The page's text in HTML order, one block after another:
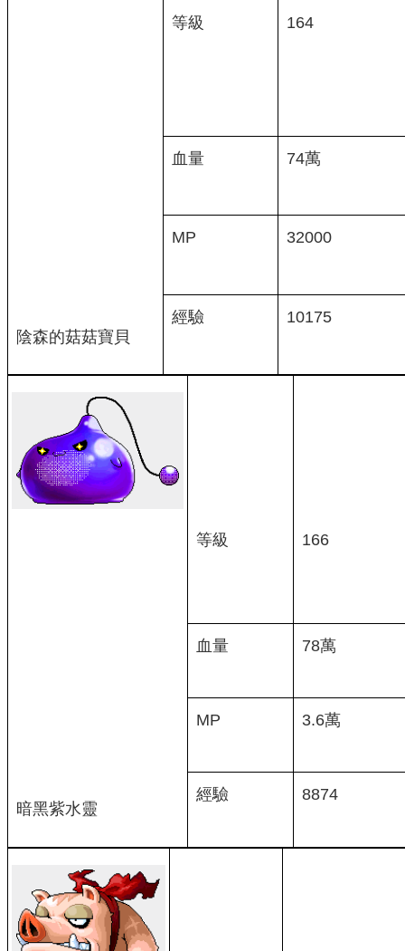
陰森的菇菇寶貝
等級 164
血量 74萬
MP 32000
經驗 10175
暗黑紫水靈
等級 166
血量 78萬
MP 3.6萬
經驗 8874